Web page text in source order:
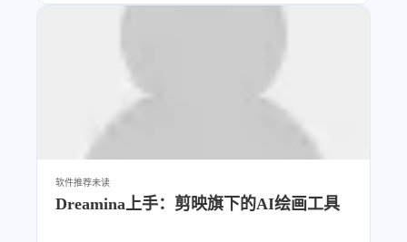
软件推荐未读
Dreamina上手：剪映旗下的AI绘画工具